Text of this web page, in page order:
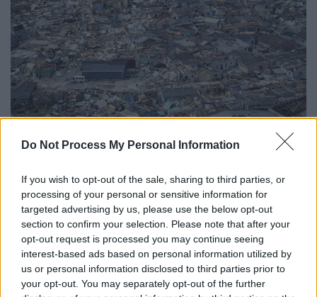
Do Not Process My Personal Information
If you wish to opt-out of the sale, sharing to third parties, or
processing of your personal or sensitive information for
targeted advertising by us, please use the below opt-out
section to confirm your selection. Please note that after your
opt-out request is processed you may continue seeing
interest-based ads based on personal information utilized by
us or personal information disclosed to third parties prior to
your opt-out. You may separately opt-out of the further
Θα αυξηθεί ο αριθμός των θυμάτων
Τα περισσότερα από τα θύματα
καταγράφηκαν στο νησί Γκρέιτ Αμπάκοενώ
εκφράζονται φόβοι πως ο αριθμός των
θυμάτωνμπορεί και να φτάσει τα 100.
Ο προηγούμενος απολογισμός έκανε λόγο